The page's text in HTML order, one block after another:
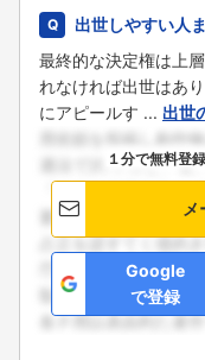
出世しやすい人
最終的な決定権は上
れなければ出世はあ
にアピールす ... 出世
１分で無料登
メ
Google
で登録